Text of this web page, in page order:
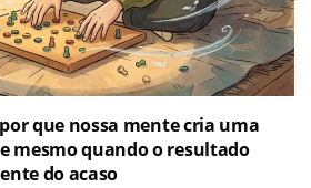
que nossa mente cria uma
mesmo quando o resultado
do acaso